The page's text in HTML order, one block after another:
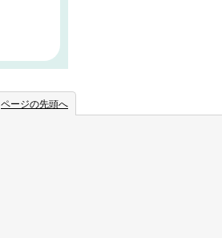
ページの先頭へ